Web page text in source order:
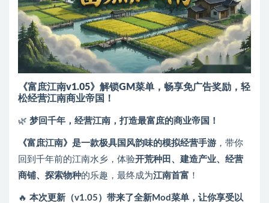
《富庶江南v1.05》解锁GM菜单，畅享免广告奖励，轻
松经营江南商业帝国！
🌿 梦回千年，经营江南，打造最富庶的商业帝国！
《富庶江南》是一款极具国风韵味的模拟经营手游 ，带你
回到千年前的江南水乡，体验开荒种田、建造产业、经营
商铺、探索物种的乐趣，最终成为江南首富 ！
🔥 本次更新（v1.05）带来了全新Mod菜单，让你享受以